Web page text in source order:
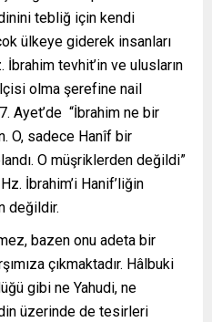
tebliğ için kendi
ülkeye giderek insanları
İbrahim tevhit’in ve ulusların
olma şerefine nail
Ayet’de “İbrahim ne bir
O, sadece Hanîf bir
O müşriklerden değildi”
İbrahim’i Hanif’liğin
değildir.
bazen onu adeta bir
çıkmaktadır. Hâlbuki
gibi ne Yahudi, ne
üzerinde de tesirleri